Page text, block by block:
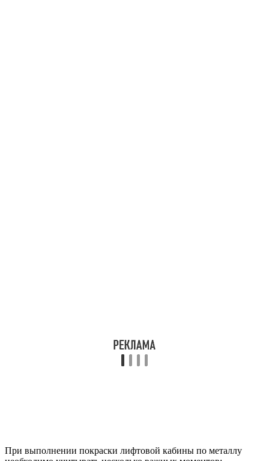
При выполнении покраски лифтовой кабины по металлу